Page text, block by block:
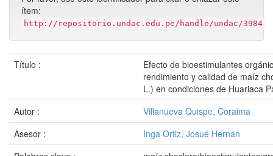
ítem:
http://repositorio.undac.edu.pe/handle/undac/3984
Título :
Efecto de bioestimulantes
rendimiento y calidad de maíz
L.) en condiciones de Huariaca
Autor :
Villanueva Quispe, Coraima
Asesor :
Inga Ortiz, Josué Hernán